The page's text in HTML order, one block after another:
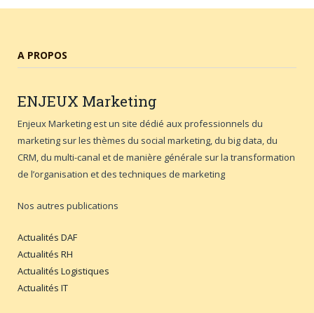
A PROPOS
ENJEUX Marketing
Enjeux Marketing est un site dédié aux professionnels du
marketing sur les thèmes du social marketing, du big data, du
CRM, du multi-canal et de manière générale sur la transformation
de l’organisation et des techniques de marketing
Nos autres publications
Actualités DAF
Actualités RH
Actualités Logistiques
Actualités IT